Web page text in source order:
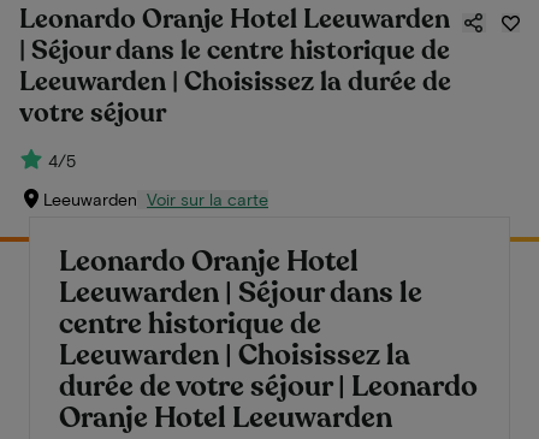
Leonardo Oranje Hotel Leeuwarden
| Séjour dans le centre historique de
Leeuwarden | Choisissez la durée de
votre séjour
4/5
Leeuwarden Voir sur la carte
Leonardo Oranje Hotel
Leeuwarden | Séjour dans le
centre historique de
Leeuwarden | Choisissez la
durée de votre séjour | Leonardo
Oranje Hotel Leeuwarden